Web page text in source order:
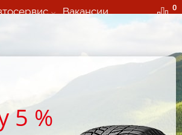
Вакансии 0
5 %